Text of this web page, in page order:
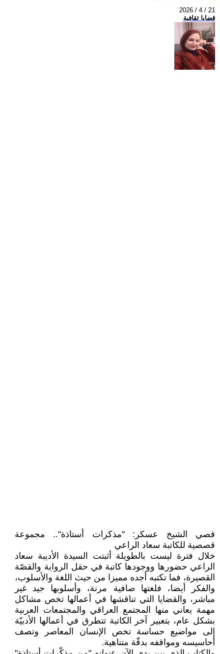
2026 / 4 / 21
قضايا ثقافية
قصي الشيخ عسكر: "مذكرات أستاذة".. مجموعة
قصصية للكاتبة سعاد الراعي
خلال فترة ليست بالطويلة أثبتت السيدة الأديبة سعاد
الراعي حضورها ووجودها كاتبة في حقل الرواية والقصّة
القصيرة، فما تكتبه أجده مميزا من حيث اللغة والأسلوب،
والفكر أيضا، فلغتها صافية مرنة، وأسلوبها جيد غير
مباشر، والقضايا التي تناقشها في أعمالها تخص مشاكل
مهمة يعاني منها المجتمع العراقي والمجتمعات العربية
بشكل عام، بتعبير آخر الكاتبة تتطرق في أعمالها الأدبيّة
إلى مواضيع حساسة تخص الإنسان المعاصر وتصف
أحاسيسه ومواقفه بدقّة متناهية.